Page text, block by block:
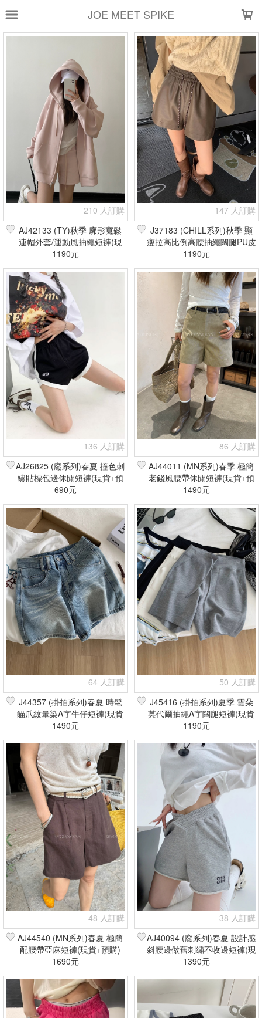
JOE MEET SPIKE
樣式尺寸篩選
黑 灰
藍
綠 牛仔藍
淺藍
藏青
全部尺寸 XS M
XL
2XL
現貨商品
篩選
210 人訂購
AJ42133 (TY)秋季 廓形寬鬆
連帽外套/運動風抽繩短褲(現
貨+預購)
1190元
147 人訂購
J37183 (CHILL系列)秋季 顯
瘦拉高比例高腰抽繩闊腿PU皮
短褲(現貨+預購)
1190元
136 人訂購
AJ26825 (廢系列)春夏 撞色刺
繡貼標包邊休閒短褲(現貨+預
購)
690元
86 人訂購
AJ44011 (MN系列)春季 極簡
老錢風腰帶休閒短褲(現貨+預
購)
1490元
64 人訂購
J44357 (掛拍系列)春夏 時髦
貓爪紋暈染A字牛仔短褲(現貨
+預購)
1490元
50 人訂購
J45416 (掛拍系列)夏季 雲朵
莫代爾抽繩A字闊腿短褲(現貨
+預購)
1190元
48 人訂購
AJ44540 (MN系列)春夏 極簡
配腰帶亞麻短褲(現貨+預購)
1690元
38 人訂購
AJ40094 (廢系列)春夏 設計感
斜腰邊做舊刺繡不收邊短褲(現
貨+預購)
1390元